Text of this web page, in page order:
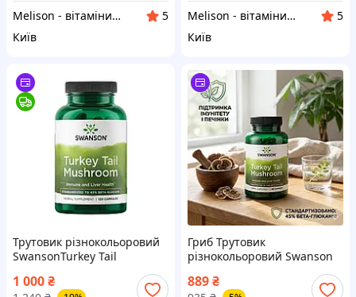
Melison - вітаміни, добавки та товари для хоббі
5
Київ
Melison - вітаміни, добавки та товари для хоббі
5
Київ
Трутовик різнокольоровий
SwansonTurkey Tail
Mushroom 500mg 120 caps
1 000₴
Гриб Трутовик
різнокольоровий Swanson
Turkey Tail (Full Spectrum)
500 мг, 120 капсул —
889₴